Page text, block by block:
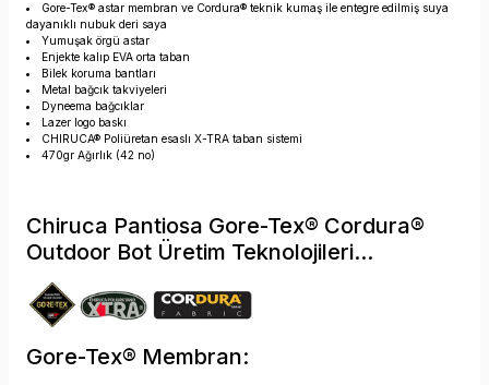
Gore-Tex® astar membran ve Cordura® teknik kumaş ile entegre edilmiş suya
dayanıklı nubuk deri saya
Yumuşak örgü astar
Enjekte kalıp EVA orta taban
Bilek koruma bantları
Metal bağcık takviyeleri
Dyneema bağcıklar
Lazer logo baskı
CHIRUCA® Poliüretan esaslı X-TRA taban sistemi
470gr Ağırlık (42 no)
Chiruca Pantiosa Gore-Tex® Cordura®
Outdoor Bot Üretim Teknolojileri...
Gore-Tex® Membran: